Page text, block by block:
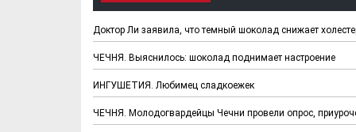
Доктор Ли заявила, что темный шоколад снижает
ЧЕЧНЯ. Выяснилось: шоколад поднимает настроение
ИНГУШЕТИЯ. Любимец сладкоежек
ЧЕЧНЯ. Молодогвардейцы Чечни провели опрос,